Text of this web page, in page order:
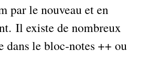
par le nouveau et en
Il existe de nombreux
dans le bloc-notes ++ ou